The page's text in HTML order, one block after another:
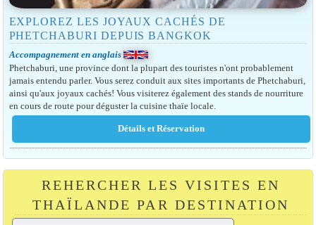
EXPLOREZ LES JOYAUX CACHÉS DE
PHETCHABURI DEPUIS BANGKOK
Accompagnement en anglais
Phetchaburi, une province dont la plupart des touristes n'ont probablement
jamais entendu parler. Vous serez conduit aux sites importants de Phetchaburi,
ainsi qu'aux joyaux cachés! Vous visiterez également des stands de nourriture
en cours de route pour déguster la cuisine thaïe locale.
REHERCHER LES VISITES EN
THAÏLANDE PAR DESTINATION